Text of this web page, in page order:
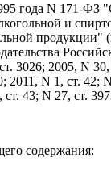
года N 171-ФЗ
и
продукции"
3026; 2005, N
2011, N 1, ст. 42;
43; N 27, ст.
содержания: